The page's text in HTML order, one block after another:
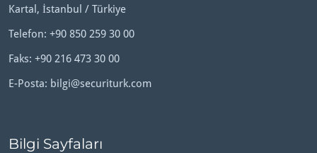
Kartal, İstanbul / Türkiye
Telefon: +90 850 259 30 00
Faks: +90 216 473 30 00
E-Posta: bilgi@securiturk.com
Bilgi Sayfaları